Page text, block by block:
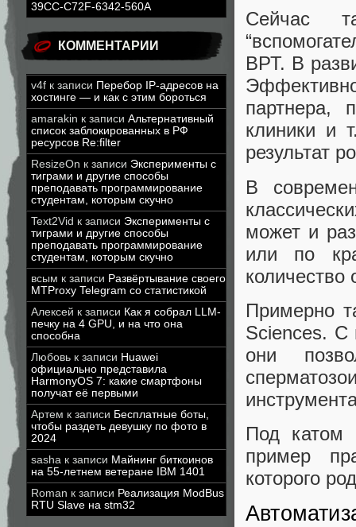
39CC-C72F-6342-560A
КОММЕНТАРИИ
v4f к записи Перебор IP-адресов на
хостинге — и как с этим бороться
amarakin к записи Альтернативный
список заблокированных в РФ
ресурсов Re:filter
ResizeOn к записи Эксперименты с
тиграми и другие способы
преподавать программирование
студентам, которым скучно
Text2Vid к записи Эксперименты с
тиграми и другие способы
преподавать программирование
студентам, которым скучно
всым к записи Развёртывание своего
MTProxy Telegram со статистикой
Алексей к записи Как я собрал LLM-
печку на 4 GPU, и на что она
способна
Любовь к записи Huawei
официально представила
HarmonyOS 7: какие смартфоны
получат её первыми
Артем к записи Бесплатные боты,
чтобы раздеть девушку по фото в
2024
sasha к записи Майнинг биткоинов
на 55-летнем ветеране IBM 1401
Roman к записи Реализация ModBus
RTU Slave на stm32
Сейчас
ВРТ. В
партнера,
клиники и
результат
В
может и
или по
количество
Примерно
Sciences. С
они
Под катом
пример
которого